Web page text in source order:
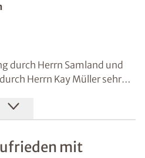
durch Herrn Samland und
Herrn Kay Müller sehr
Taupunktlüftung und
Normbereich sind die
mit